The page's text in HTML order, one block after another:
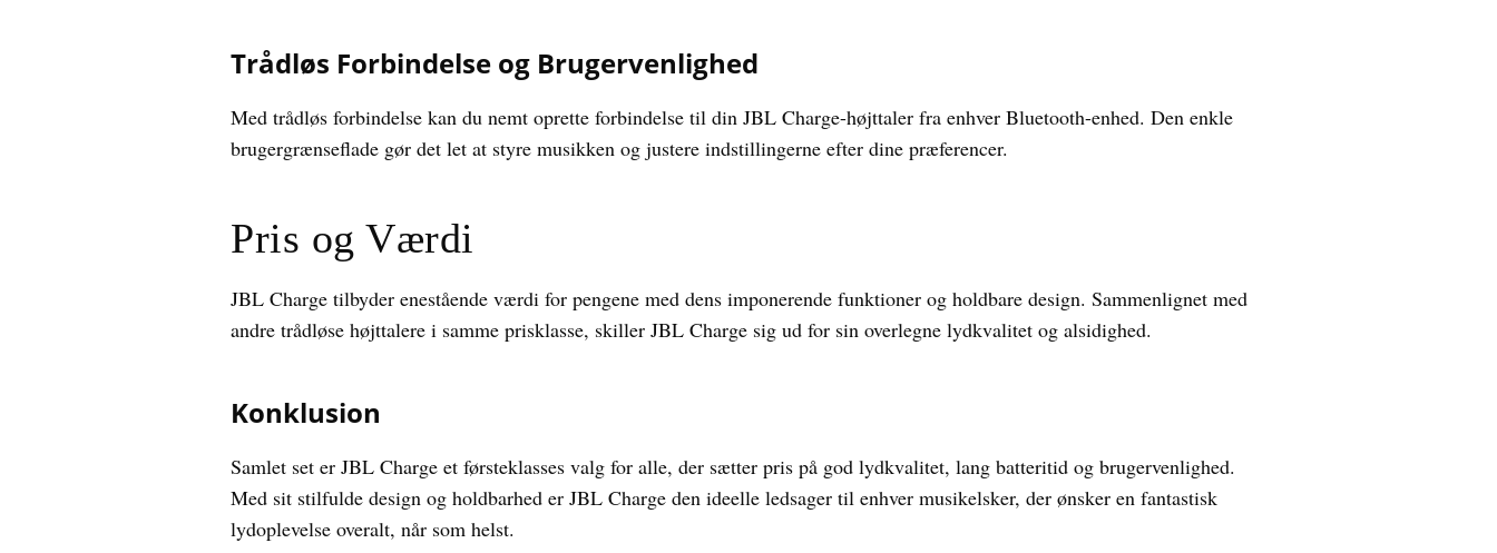
Trådløs Forbindelse og Brugervenlighed
Med trådløs forbindelse kan du nemt oprette forbindelse til din JBL Charge-højttaler fra enhver Bluetooth-enhed. Den enkle
brugergrænseflade gør det let at styre musikken og justere indstillingerne efter dine præferencer.
Pris og Værdi
JBL Charge tilbyder enestående værdi for pengene med dens imponerende funktioner og holdbare design. Sammenlignet med
andre trådløse højttalere i samme prisklasse, skiller JBL Charge sig ud for sin overlegne lydkvalitet og alsidighed.
Konklusion
Samlet set er JBL Charge et førsteklasses valg for alle, der sætter pris på god lydkvalitet, lang batteritid og brugervenlighed.
Med sit stilfulde design og holdbarhed er JBL Charge den ideelle ledsager til enhver musikelsker, der ønsker en fantastisk
lydoplevelse overalt, når som helst.